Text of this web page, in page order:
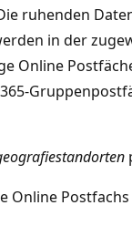
ruhenden
in der
Online
Online